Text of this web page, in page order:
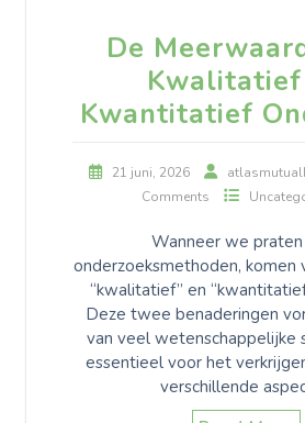
De
Kwalitatief
Kwantitatief
21 juni, 2026
Comments
Wanneer we
onderzoeksmethoden, komen
“kwalitatief” en
Deze twee benaderingen
van veel wetenschappelijke
essentieel voor het
verschillende